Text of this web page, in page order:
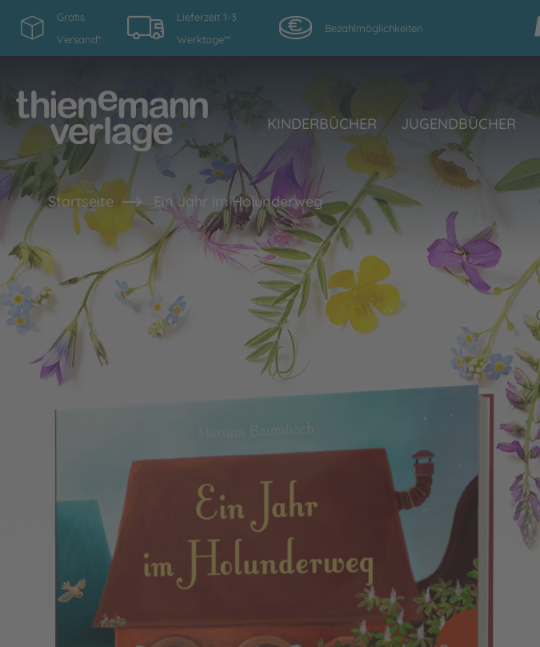
Gratis
Versand*
Lieferzeit 1-3
Werktage**
Bezahlmöglichkeiten
KINDERBÜCHER JUGENDBÜCHER
Startseite Ein Jahr im Holunderweg